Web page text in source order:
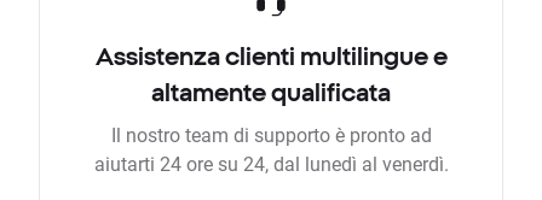
Assistenza clienti multilingue e
altamente qualificata
Il nostro team di supporto è pronto ad
aiutarti 24 ore su 24, dal lunedì al venerdì.